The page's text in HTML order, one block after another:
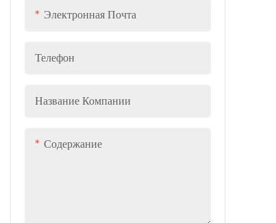
Электронная Почта
Телефон
Название Компании
Содержание